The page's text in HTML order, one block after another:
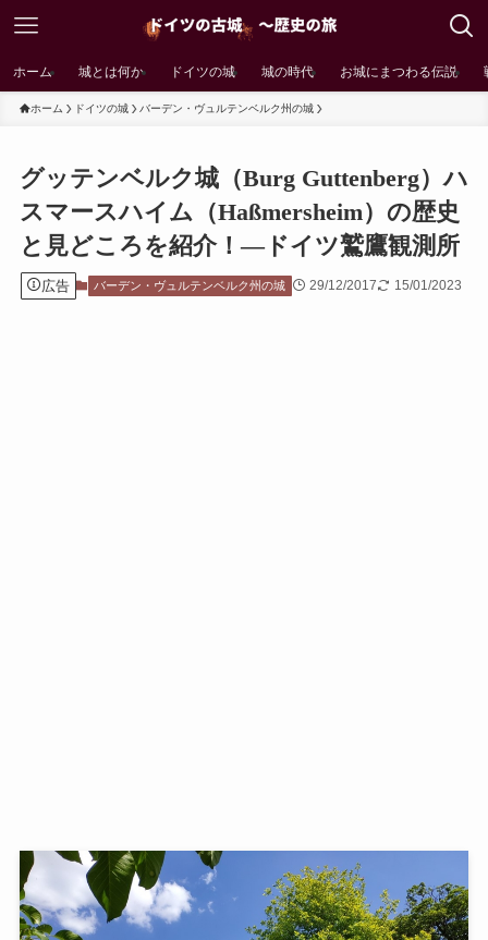
ホーム 城とは何か ドイツの城 城の時代 お城にまつわる伝説
ホーム ドイツの城 バーデン・ヴュルテンベルク州の城
グッテンベルク城（Burg Guttenberg）ハ
スマースハイム（Haßmersheim）の歴史
と見どころを紹介！―ドイツ鷲鷹観測所
広告 バーデン・ヴュルテンベルク州の城 29/12/2017 15/01/2023